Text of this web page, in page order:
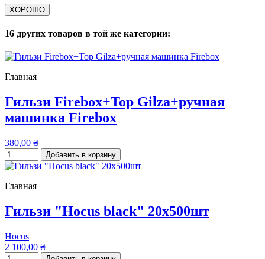
ХОРОШО
16 других товаров в той же категории:
Главная
Гильзи Firebox+Top Gilza+ручная
машинка Firebox
380,00 ₴
Добавить в корзину
Главная
Гильзи "Hocus black" 20х500шт
Hocus
2 100,00 ₴